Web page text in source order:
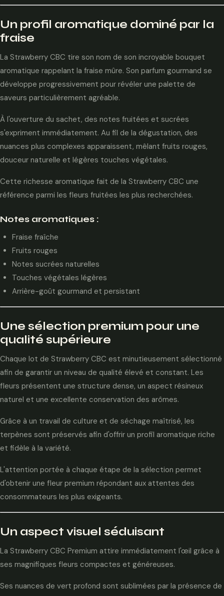
Un profil aromatique dominé par la
fraise
La Strawberry CBC tire son nom de son incroyable bouquet
aromatique rappelant la fraise mûre. Son parfum gourmand se
développe progressivement pour révéler une palette de
saveurs particulièrement agréable.
À l'ouverture du sachet, des notes fruitées et sucrées
s'expriment immédiatement. Au fil de la dégustation, des
nuances plus complexes apparaissent, mêlant fruits rouges,
douceur naturelle et légères touches végétales.
Cette richesse aromatique fait de la Strawberry CBC une
référence parmi les fleurs fruitées les plus recherchées.
Notes aromatiques :
Fraise fraîche
Fruits rouges
Notes sucrées naturelles
Touches végétales légères
Arrière-goût gourmand et persistant
Une sélection premium pour une
qualité supérieure
Chaque lot de Strawberry CBC est minutieusement sélectionné
afin de garantir un niveau de qualité élevé et constant. Les
fleurs présentent une structure dense, un aspect résineux
naturel et une excellente conservation des arômes.
Grâce à un travail de culture et de séchage maîtrisé, les
terpènes sont préservés afin d'offrir un profil aromatique riche
et fidèle à la variété.
L'attention portée à chaque étape de la sélection permet
d'obtenir une fleur premium répondant aux attentes des
consommateurs les plus exigeants.
Un aspect visuel séduisant
La Strawberry CBC Premium attire immédiatement l'œil grâce à
ses magnifiques fleurs compactes et généreuses.
Ses nuances de vert profond sont sublimées par la présence de